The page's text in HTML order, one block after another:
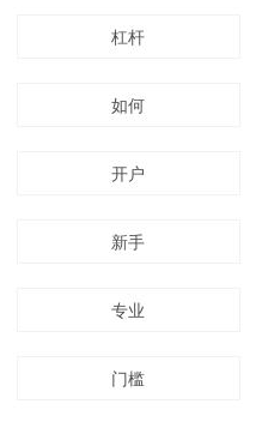
杠杆
如何
开户
新手
专业
门槛